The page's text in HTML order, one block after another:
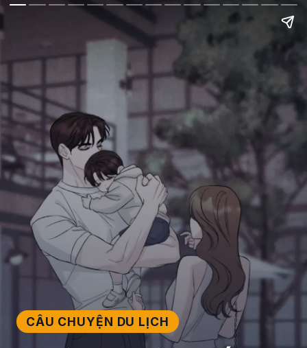
CÂU CHUYỆN DU LỊCH